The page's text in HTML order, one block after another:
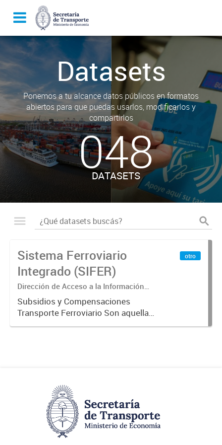
Datasets
Ponemos a tu alcance datos públicos en formatos
abiertos para que puedas usarlos, modificarlos y
compartirlos
048
DATASETS
Sistema Ferroviario
Integrado (SIFER)
Dirección de Acceso a la Información
Pública y Transparencia
Subsidios y Compensaciones
Transporte Ferroviario Son aquellas
transferencias realizadas por la
otro